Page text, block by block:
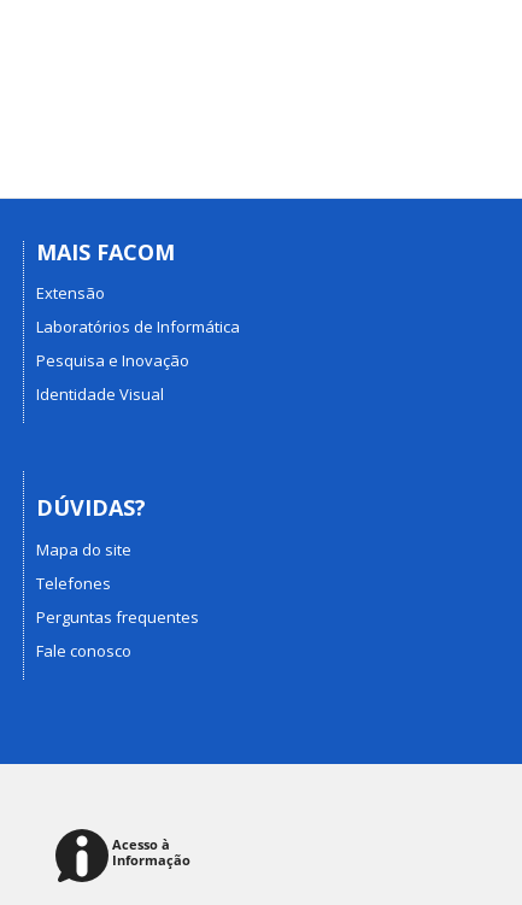
MAIS FACOM
Extensão
Laboratórios de Informática
Pesquisa e Inovação
Identidade Visual
DÚVIDAS?
Mapa do site
Telefones
Perguntas frequentes
Fale conosco